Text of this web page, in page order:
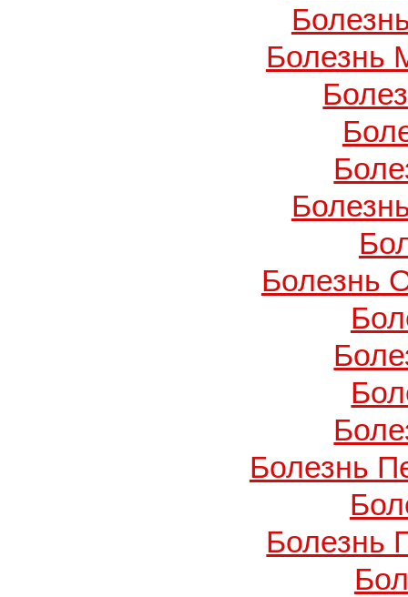
Болезнь
Болезнь
Болезнь
Болезнь